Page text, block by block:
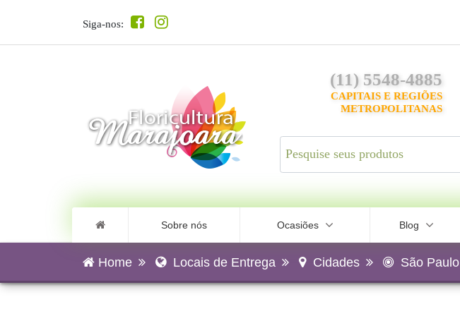
Siga-nos:
(11) 5548-4885
CAPITAIS E REGIÕES
METROPOLITANAS
Sobre nós Ocasiões Blog
Home Locais de Entrega Cidades São Paulo